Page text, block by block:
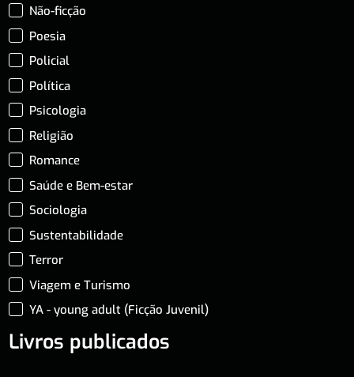
Não-ficção
Poesia
Policial
Política
Psicologia
Religião
Romance
Saúde e Bem-estar
Sociologia
Sustentabilidade
Terror
Viagem e Turismo
YA - young adult (Ficção Juvenil)
Livros publicados